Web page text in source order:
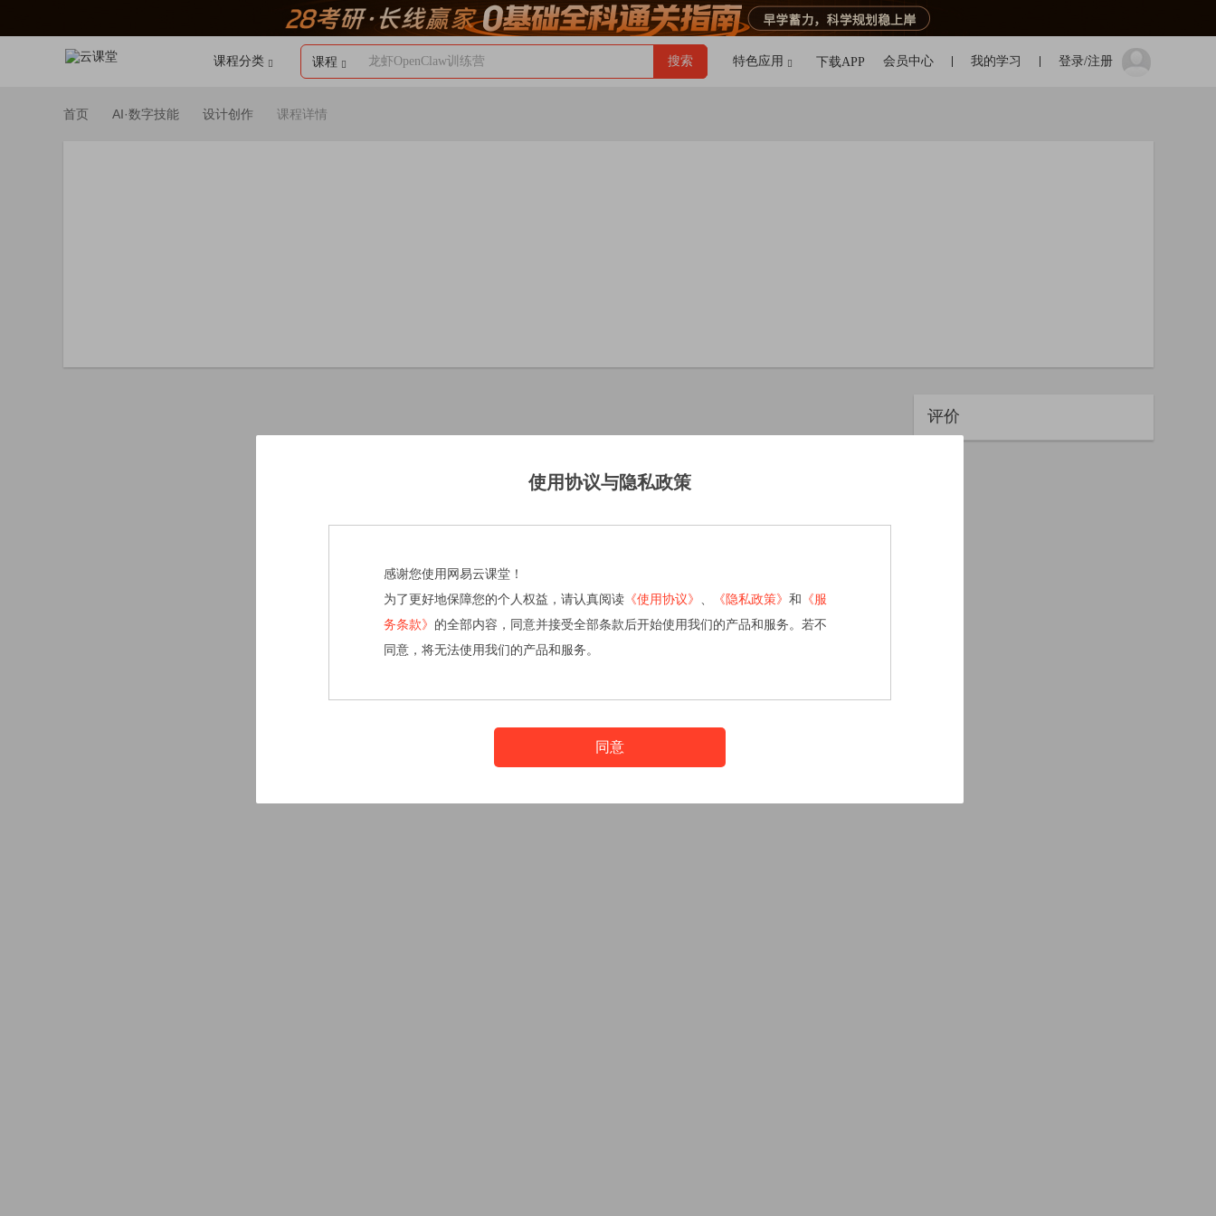
课程分类 课程 龙虾OpenClaw训练营 搜索 特色应用 下载APP 登录/注册
我的学习
会员中心
首页 AI·数字技能 设计创作 课程详情
评价
使用协议与隐私政策
感谢您使用网易云课堂！
为了更好地保障您的个人权益，请认真阅读 《使用协议》 《隐私政策》 和 《服
务条款》 的全部内容，同意并接受全部条款后开始使用我们的产品和服务。若不
同意，将无法使用我们的产品和服务。
同意